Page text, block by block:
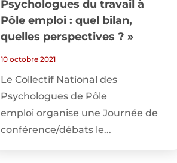
Psychologues du travail à
Pôle emploi : quel bilan,
quelles perspectives ? »
10 octobre 2021
Le Collectif National des
Psychologues de Pôle
emploi organise une Journée de
conférence/débats le...